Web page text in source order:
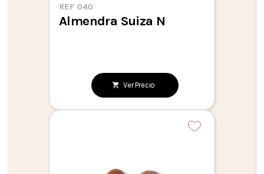
REF 040
Almendra Suiza N
Ver Precio